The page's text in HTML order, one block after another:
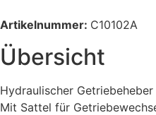
Artikelnummer: C10102A
Übersicht
Hydraulischer
Mit Sattel für